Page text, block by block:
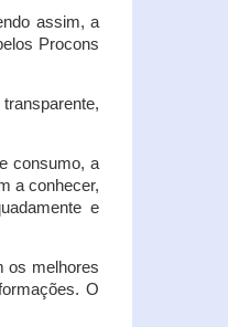
assim, a
Procons
consumo, a
a conhecer,
e
os melhores
O